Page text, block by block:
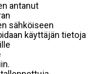
antanut
sähköiseen
käyttäjän tietoja